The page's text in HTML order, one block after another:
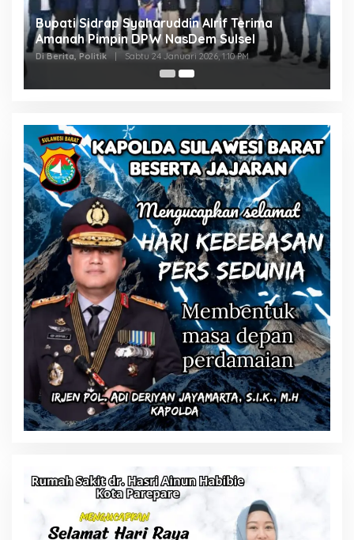
Bupati Sidrap Syaharuddin Alrif Terima
Amanah Pimpin DPW NasDem Sulsel
Di Berita, Politik | Sabtu 24 Januari 2026, 1:10 PM